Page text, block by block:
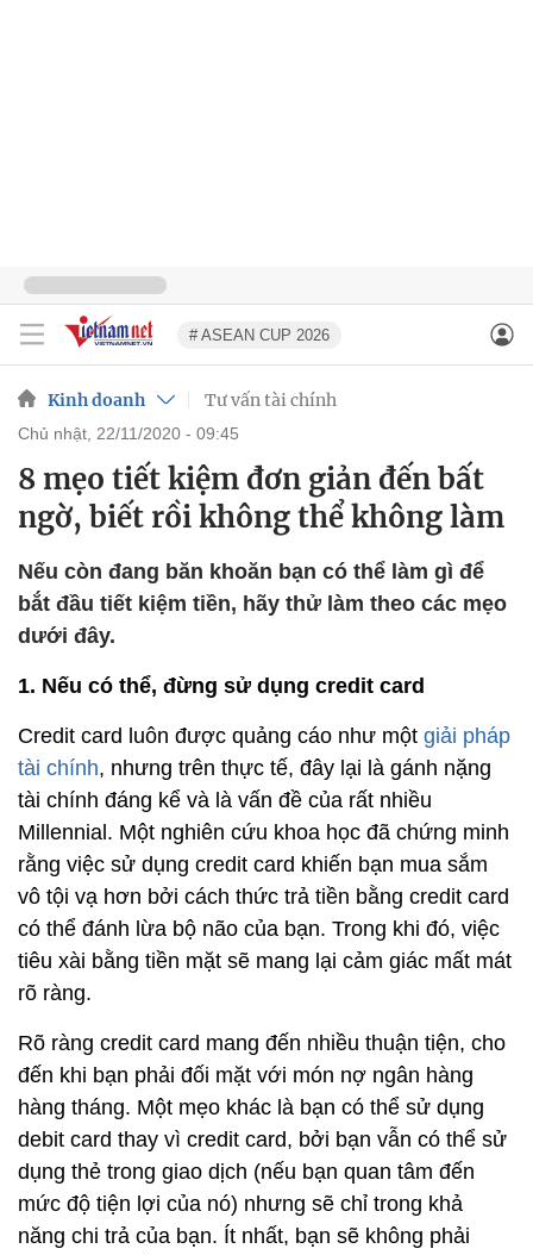
# ASEAN CUP 2026
Kinh doanh Tư vấn tài chính
chủ nhật, 22/11/2020 - 09:45
8 mẹo tiết kiệm đơn giản đến bất
ngờ, biết rồi không thể không làm
Nếu còn đang băn khoăn bạn có thể làm gì để
bắt đầu tiết kiệm tiền, hãy thử làm theo các mẹo
dưới đây.
1. Nếu có thể, đừng sử dụng credit card
Credit card luôn được quảng cáo như một giải pháp
tài chính, nhưng trên thực tế, đây lại là gánh nặng
tài chính đáng kể và là vấn đề của rất nhiều
Millennial. Một nghiên cứu khoa học đã chứng minh
rằng việc sử dụng credit card khiến bạn mua sắm
vô tội vạ hơn bởi cách thức trả tiền bằng credit card
có thể đánh lừa bộ não của bạn. Trong khi đó, việc
tiêu xài bằng tiền mặt sẽ mang lại cảm giác mất mát
rõ ràng.
Rõ ràng credit card mang đến nhiều thuận tiện, cho
đến khi bạn phải đối mặt với món nợ ngân hàng
hàng tháng. Một mẹo khác là bạn có thể sử dụng
debit card thay vì credit card, bởi bạn vẫn có thể sử
dụng thẻ trong giao dịch (nếu bạn quan tâm đến
mức độ tiện lợi của nó) nhưng sẽ chỉ trong khả
năng chi trả của bạn. Ít nhất, bạn sẽ không phải